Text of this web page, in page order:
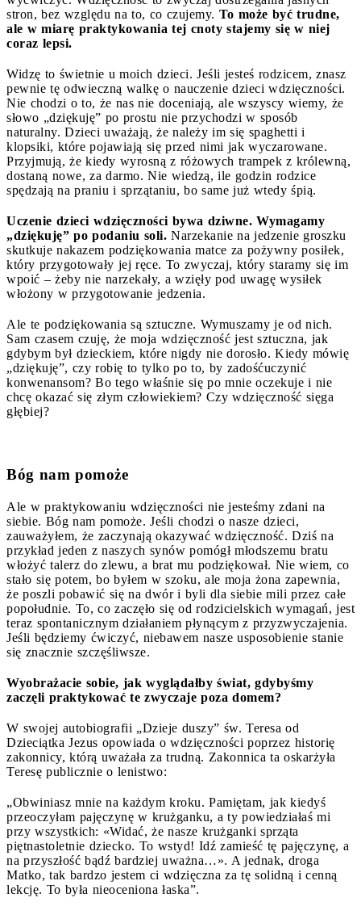
stron, bez względu na to, co czujemy. To może być trudne,
ale w miarę praktykowania tej cnoty stajemy się w niej
coraz lepsi.
Widzę to świetnie u moich dzieci. Jeśli jesteś rodzicem, znasz
pewnie tę odwieczną walkę o nauczenie dzieci wdzięczności.
Nie chodzi o to, że nas nie doceniają, ale wszyscy wiemy, że
słowo „dziękuję” po prostu nie przychodzi w sposób
naturalny. Dzieci uważają, że należy im się spaghetti i
klopsiki, które pojawiają się przed nimi jak wyczarowane.
Przyjmują, że kiedy wyrosną z różowych trampek z królewną,
dostaną nowe, za darmo. Nie wiedzą, ile godzin rodzice
spędzają na praniu i sprzątaniu, bo same już wtedy śpią.
Uczenie dzieci wdzięczności bywa dziwne. Wymagamy
„dziękuję” po podaniu soli. Narzekanie na jedzenie groszku
skutkuje nakazem podziękowania matce za pożywny posiłek,
który przygotowały jej ręce. To zwyczaj, który staramy się im
wpoić – żeby nie narzekały, a wzięły pod uwagę wysiłek
włożony w przygotowanie jedzenia.
Ale te podziękowania są sztuczne. Wymuszamy je od nich.
Sam czasem czuję, że moja wdzięczność jest sztuczna, jak
gdybym był dzieckiem, które nigdy nie dorosło. Kiedy mówię
„dziękuję”, czy robię to tylko po to, by zadośćuczynić
konwenansom? Bo tego właśnie się po mnie oczekuje i nie
chcę okazać się złym człowiekiem? Czy wdzięczność sięga
głębiej?
Bóg nam pomoże
Ale w praktykowaniu wdzięczności nie jesteśmy zdani na
siebie. Bóg nam pomoże. Jeśli chodzi o nasze dzieci,
zauważyłem, że zaczynają okazywać wdzięczność. Dziś na
przykład jeden z naszych synów pomógł młodszemu bratu
włożyć talerz do zlewu, a brat mu podziękował. Nie wiem, co
stało się potem, bo byłem w szoku, ale moja żona zapewnia,
że poszli pobawić się na dwór i byli dla siebie mili przez całe
popołudnie. To, co zaczęło się od rodzicielskich wymagań, jest
teraz spontanicznym działaniem płynącym z przyzwyczajenia.
Jeśli będziemy ćwiczyć, niebawem nasze usposobienie stanie
się znacznie szczęśliwsze.
Wyobrażacie sobie, jak wyglądałby świat, gdybyśmy
zaczęli praktykować te zwyczaje poza domem?
W swojej autobiografii „Dzieje duszy” św. Teresa od
Dzieciątka Jezus opowiada o wdzięczności poprzez historię
zakonnicy, którą uważała za trudną. Zakonnica ta oskarżyła
Teresę publicznie o lenistwo:
„Obwiniasz mnie na każdym kroku. Pamiętam, jak kiedyś
przeoczyłam pajęczynę w krużganku, a ty powiedziałaś mi
przy wszystkich: «Widać, że nasze krużganki sprząta
piętnastoletnie dziecko. To wstyd! Idź zamieść tę pajęczynę, a
na przyszłość bądź bardziej uważna…». A jednak, droga
Matko, tak bardzo jestem ci wdzięczna za tę solidną i cenną
lekcję. To była nieoceniona łaska”.